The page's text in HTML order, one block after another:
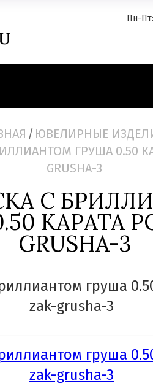
Пн-
/ ЮВЕЛИРНЫЕ
ГРУША 0.50
GRUSHA-3
С
КАРАТА
GRUSHA-3